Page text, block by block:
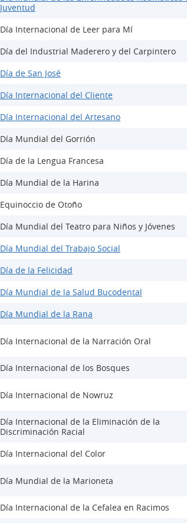
Juventud
Día Internacional de Leer para Mí
Día del Industrial Maderero y del Carpintero
Día de San José
Día Internacional del Cliente
Día Internacional del Artesano
Día Mundial del Gorrión
Día de la Lengua Francesa
Día Mundial de la Harina
Equinoccio de Otoño
Día Mundial del Teatro para Niños y Jóvenes
Día Mundial del Trabajo Social
Día de la Felicidad
Día Mundial de la Salud Bucodental
Día Mundial de la Rana
Día Internacional de la Narración Oral
Día Internacional de los Bosques
Día Internacional de Nowruz
Día Internacional de la Eliminación de la
Discriminación Racial
Día Internacional del Color
Día Mundial de la Marioneta
Día Internacional de la Cefalea en Racimos